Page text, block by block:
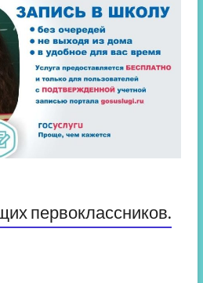
первоклассников.